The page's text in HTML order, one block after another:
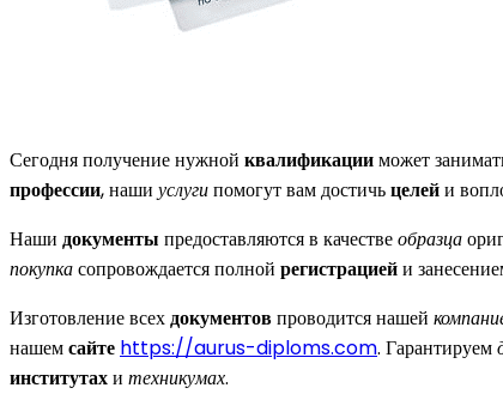
Сегодня получение нужной квалификацииможет
профессии, наши услугипомогут вам достичьцелейи
Наши документы предоставляются в качествеобразца
покупкасопровождается полной регистрациейи
Изготовление всехдокументовпроводится нашей
нашемсайте https://aurus-diploms.com. Гарантируем
институтахи техникумах.